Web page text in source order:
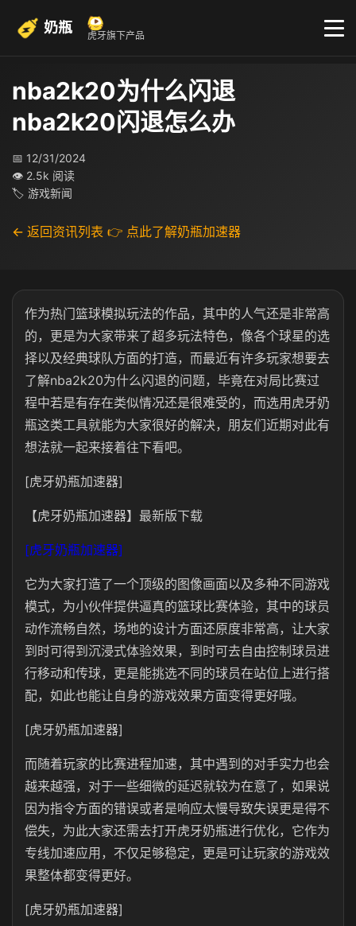
奶瓶 虎牙旗下产品
nba2k20为什么闪退
nba2k20闪退怎么办
📅 12/31/2024
👁 2.5k 阅读
🏷 游戏新闻
← 返回资讯列表 👉 点此了解奶瓶加速器
作为热门篮球模拟玩法的作品，其中的人气还是非常高
的，更是为大家带来了超多玩法特色，像各个球星的选
择以及经典球队方面的打造，而最近有许多玩家想要去
了解nba2k20为什么闪退的问题，毕竟在对局比赛过
程中若是有存在类似情况还是很难受的，而选用虎牙奶
瓶这类工具就能为大家很好的解决，朋友们近期对此有
想法就一起来接着往下看吧。
[虎牙奶瓶加速器]
【虎牙奶瓶加速器】最新版下载
[虎牙奶瓶加速器]
它为大家打造了一个顶级的图像画面以及多种不同游戏
模式，为小伙伴提供逼真的篮球比赛体验，其中的球员
动作流畅自然，场地的设计方面还原度非常高，让大家
到时可得到沉浸式体验效果，到时可去自由控制球员进
行移动和传球，更是能挑选不同的球员在站位上进行搭
配，如此也能让自身的游戏效果方面变得更好哦。
[虎牙奶瓶加速器]
而随着玩家的比赛进程加速，其中遇到的对手实力也会
越来越强，对于一些细微的延迟就较为在意了，如果说
因为指令方面的错误或者是响应太慢导致失误更是得不
偿失，为此大家还需去打开虎牙奶瓶进行优化，它作为
专线加速应用，不仅足够稳定，更是可让玩家的游戏效
果整体都变得更好。
[虎牙奶瓶加速器]